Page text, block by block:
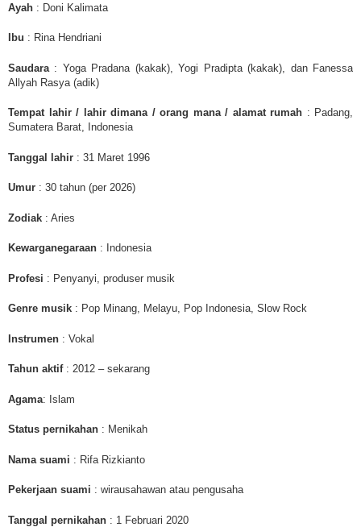
Ayah : Doni Kalimata
Ibu : Rina Hendriani
Saudara : Yoga Pradana (kakak), Yogi Pradipta (kakak), dan Fanessa
Allyah Rasya (adik)
Tempat lahir / lahir dimana / orang mana / alamat rumah : Padang,
Sumatera Barat, Indonesia
Tanggal lahir : 31 Maret 1996
Umur : 30 tahun (per 2026)
Zodiak : Aries
Kewarganegaraan : Indonesia
Profesi : Penyanyi, produser musik
Genre musik : Pop Minang, Melayu, Pop Indonesia, Slow Rock
Instrumen : Vokal
Tahun aktif: 2012 – sekarang
Agama: Islam
Status pernikahan : Menikah
Nama suami : Rifa Rizkianto
Pekerjaan suami : wirausahawan atau pengusaha
Tanggal pernikahan : 1 Februari 2020